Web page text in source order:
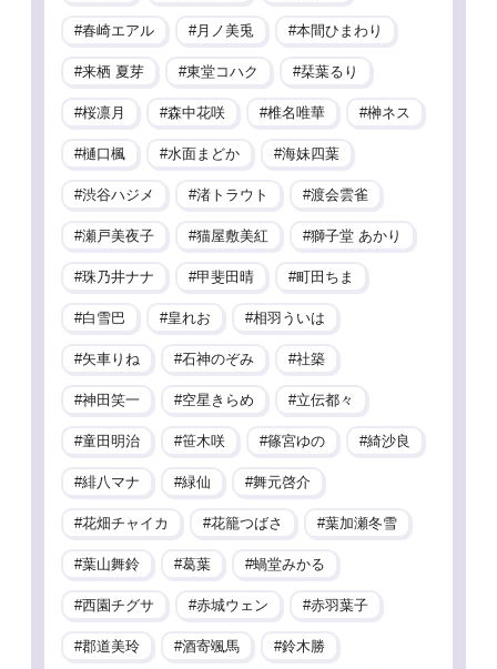
春崎エアル 月ノ美兎 本間ひまわり
来栖 夏芽 東堂コハク 栞葉るり
桜凛月 森中花咲 椎名唯華 榊ネス
樋口楓 水面まどか 海妹四葉
渋谷ハジメ 渚トラウト 渡会雲雀
瀬戸美夜子 猫屋敷美紅 獅子堂 あかり
珠乃井ナナ 甲斐田晴 町田ちま
白雪巴 皇れお 相羽ういは
矢車りね 石神のぞみ 社築
神田笑一 空星きらめ 立伝都々
童田明治 笹木咲 篠宮ゆの 綺沙良
緋八マナ 緑仙 舞元啓介
花畑チャイカ 花籠つばさ 葉加瀬冬雪
葉山舞鈴 葛葉 蝸堂みかる
西園チグサ 赤城ウェン 赤羽葉子
郡道美玲 酒寄颯馬 鈴木勝